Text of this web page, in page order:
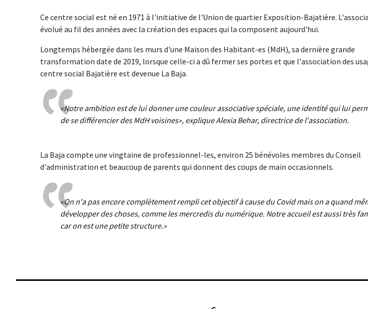
Ce centre social est né en 1971 à l'initiative de l'Union de quartier Exposition-Bajatière.
évolué au fil des années avec la création des espaces qui la composent aujourd'hui.
Longtemps hébergée dans les murs d'une Maison des Habitant-es (MdH), sa dernière grande
transformation date de 2019, lorsque celle-ci a dû fermer ses portes et que l'association des
centre social Bajatière est devenue La Baja.
«Notre ambition est de lui donner une couleur associative spéciale, une identité qui lui
de se différencier des MdH voisines», explique Alexia Behar, directrice de l'association.
La Baja compte une vingtaine de professionnel-les, environ 25 bénévoles membres du Conseil
d'administration et beaucoup de parents qui donnent des coups de main occasionnels.
«On n'a pas encore complètement rempli cet objectif à cause du Covid mais on a quand
développer des choses, comme les mercredis du numérique. Notre accueil est aussi très
car on est une petite structure.»